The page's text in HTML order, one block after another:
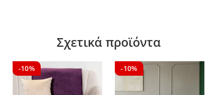
Σχετικά προϊόντα
-10% -10%